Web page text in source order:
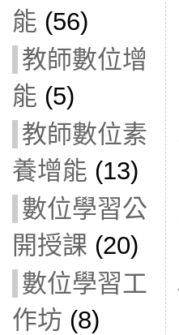
能 (56)
教師數位增
能 (5)
教師數位素
養增能 (13)
數位學習公
開授課 (20)
數位學習工
作坊 (8)